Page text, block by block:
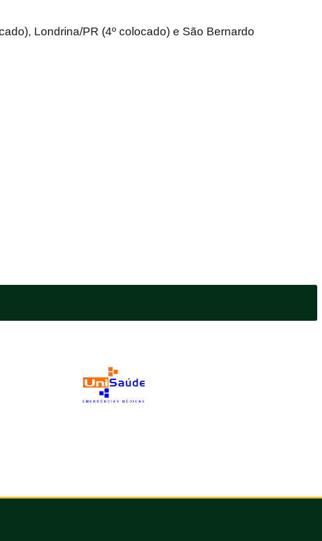
Londrina/PR (4º colocado) e São Bernardo